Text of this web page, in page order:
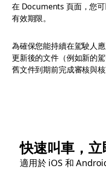
在 Documents 頁面，您
有效期限。
為確保您能持續在駕駛人
更新後的文件（例如新的
舊文件到期前完成審核與核
快速叫車，立
適用於 iOS 和